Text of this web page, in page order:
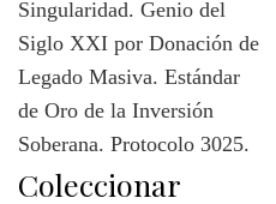
Coleccionar